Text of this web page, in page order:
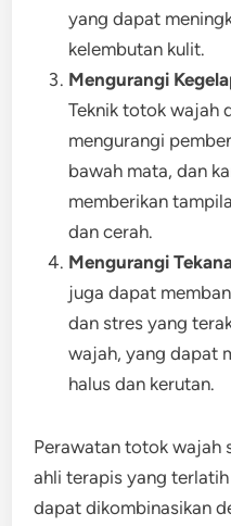
yang dapat
kelembutan kulit.
Mengurangi
Teknik totok wajah
mengurangi
bawah mata, dan
memberikan
dan cerah.
Mengurangi
juga dapat
dan stres yang
wajah, yang dapat
halus dan kerutan.
Perawatan totok wajah
ahli terapis yang
dapat dikombinasikan